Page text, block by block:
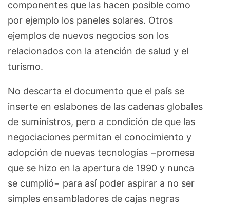
componentes que las hacen posible como
por ejemplo los paneles solares. Otros
ejemplos de nuevos negocios son los
relacionados con la atención de salud y el
turismo.
No descarta el documento que el país se
inserte en eslabones de las cadenas globales
de suministros, pero a condición de que las
negociaciones permitan el conocimiento y
adopción de nuevas tecnologías −promesa
que se hizo en la apertura de 1990 y nunca
se cumplió− para así poder aspirar a no ser
simples ensambladores de cajas negras